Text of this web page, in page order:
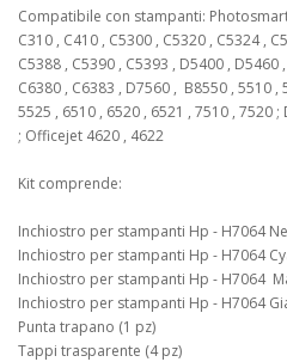
Compatibile con stampanti:
C310 , C410 , C5300 , C5320 , C5324 ,
C5388 , C5390 , C5393 , D5400 , D5460
C6380 , C6383 , D7560 , B8550 , 5510 ,
5525 , 6510 , 6520 , 6521 , 7510 , 7520
; Officejet 4620 , 4622
Kit comprende:
Inchiostro per stampanti Hp - H7064
Inchiostro per stampanti Hp - H7064
Inchiostro per stampanti Hp - H7064
Inchiostro per stampanti Hp - H7064
Punta trapano (1 pz)
Tappi trasparente (4 pz)